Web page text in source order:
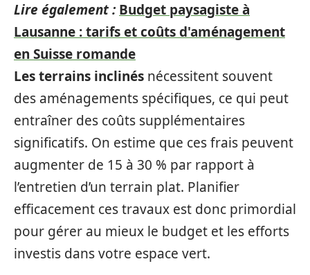
Lire également : Budget paysagiste à
Lausanne : tarifs et coûts d'aménagement
en Suisse romande
Les terrains inclinés nécessitent souvent
des aménagements spécifiques, ce qui peut
entraîner des coûts supplémentaires
significatifs. On estime que ces frais peuvent
augmenter de 15 à 30 % par rapport à
l’entretien d’un terrain plat. Planifier
efficacement ces travaux est donc primordial
pour gérer au mieux le budget et les efforts
investis dans votre espace vert.